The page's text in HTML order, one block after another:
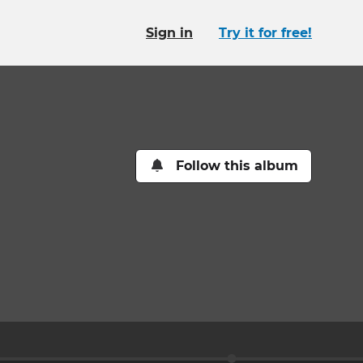
Sign in Try it for free!
Follow this album